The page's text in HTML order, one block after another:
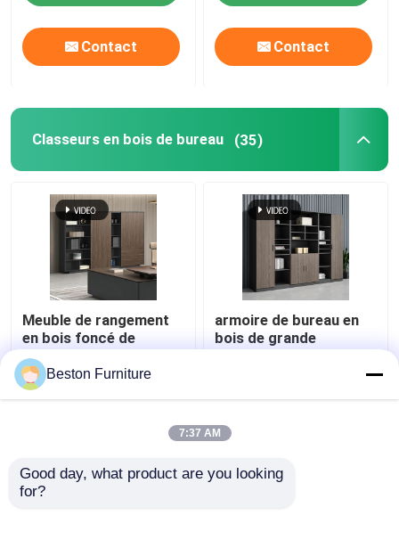
Contact Contact
Classeurs en bois de bureau (35)
Meuble de rangement
en bois foncé de
classeurs de bureau de
4 rangées avec des
étagères
meilleur prix
armoire de bureau en
bois de grande
capacité d'ODM de
meilleur prix
Beston Furniture
7:37 AM
Good day, what product are you looking
for?